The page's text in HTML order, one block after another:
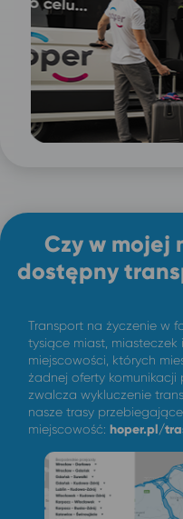
Czy w mojej
dostępny
Transport na życzenie w
tysiące miast, miasteczek
miejscowości, których
żadnej oferty
zwalcza wykluczenie
nasze trasy
miejscowość: hoper.pl/